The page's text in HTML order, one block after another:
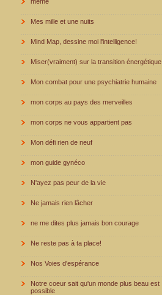
Mes mille et une nuits
Mind Map, dessine moi l'intelligence!
Miser(vraiment) sur la transition énergétique
Mon combat pour une psychiatrie humaine
mon corps au pays des merveilles
mon corps ne vous appartient pas
Mon défi rien de neuf
mon guide gynéco
N'ayez pas peur de la vie
Ne jamais rien lâcher
ne me dites plus jamais bon courage
Ne reste pas à ta place!
Nos Voies d'espérance
Notre coeur sait qu'un monde plus beau est
possible